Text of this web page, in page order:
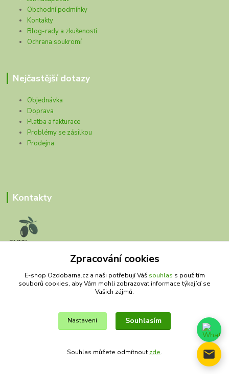
Obchodní podmínky
Kontakty
Blog-rady a zkušenosti
Ochrana soukromí
Nejčastější dotazy
Objednávka
Doprava
Platba a fakturace
Problémy se zásilkou
Prodejna
Kontakty
Kristýna Matějková
olivymatej@seznam.cz
Zpracování cookies
E-shop Ozdobarna.cz a naši potřebují Váš souhlas s použitím
souborů cookies, aby Vám mohli zobrazovat informace týkající se
Vašich zájmů.
Nastavení Souhlasím
Souhlas můžete odmítnout zde.